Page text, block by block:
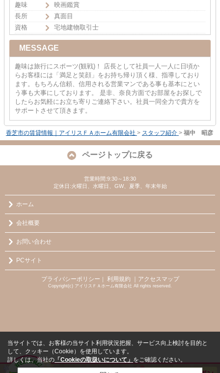
趣味
映画鑑賞
長所
真面目
資格
宅地建物取引士
MESSAGE
趣味は旅行にスポーツ(観戦)！ 店長として社員一人一人に日頃か
らお客様には「満足と笑顔」をお持ち帰り頂く様、指導しており
ます。もちろん信頼、信用される営業マンである事も基本にとい
う事も大事にしております。 是非、奈良方面でお部屋をお探しで
したらお気軽にお立ち寄りご連絡下さい。社員一同全力で貴方を
サポートさせて頂きます。
香芝市の賃貸情報｜アイリスＦＡホーム有限会社 > スタッフ紹介 > 福中 昭彦
ページトップに戻る
営業時間:9:30～18:30
定休日:火曜日、水曜日、GW、夏季、年末年始
ホーム
会社概要
お問い合わせ
PCサイト
プライバシーポリシー ｜ 利用規約 ｜アクセスマップ
Copyright(c) アイリスＦＡホーム有限会社 All rights reserved.
当サイトでは、お客様の当サイト利用状況把握、サービス向上検討を目的と
して、クッキー（Cookie）を使用しています。
詳しくは、当社の 「Cookieの取扱いについて」 をご確認ください。